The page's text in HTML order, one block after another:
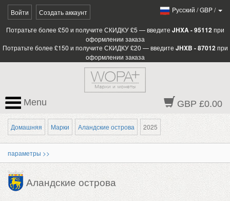
Войти Создать аккаунт Pусский /GBP/
Потратьте более £50 и получите СКИДКУ £5 — введите JHXA - 95112 при
оформлении заказа
Потратьте более £150 и получите СКИДКУ £20 — введите JHXB - 87012 при
оформлении заказа
GBP £0.00
Menu
Домашняя Марки Аландские острова 2025
параметры >>
Аландские острова